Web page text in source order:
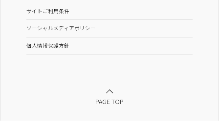
サイトご利用条件
ソーシャルメディアポリシー
個人情報保護方針
PAGE TOP